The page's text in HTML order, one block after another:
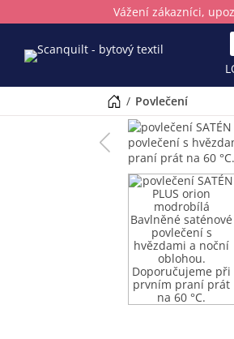
Vážení zákazníci,
/ povlečení